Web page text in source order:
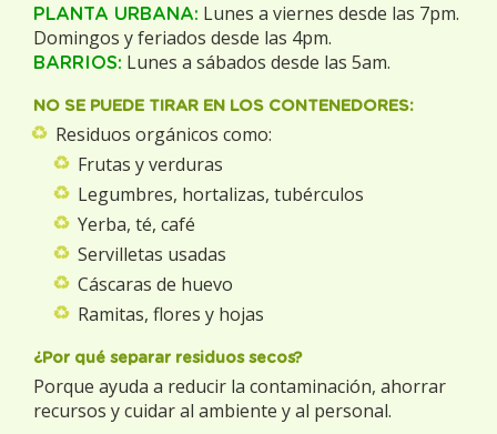
PLANTA URBANA: Lunes a viernes desde las 7pm.
Domingos y feriados desde las 4pm.
BARRIOS: Lunes a sábados desde las 5am.
NO SE PUEDE TIRAR EN LOS CONTENEDORES:
Residuos orgánicos como:
Frutas y verduras
Legumbres, hortalizas, tubérculos
Yerba, té, café
Servilletas usadas
Cáscaras de huevo
Ramitas, flores y hojas
¿Por qué separar residuos secos?
Porque ayuda a reducir la contaminación, ahorrar
recursos y cuidar al ambiente y al personal.